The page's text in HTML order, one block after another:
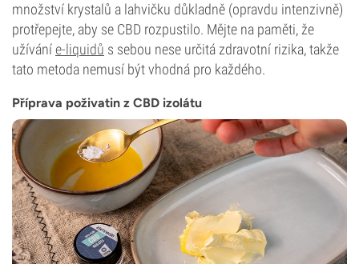
množství krystalů a lahvičku důkladně (opravdu intenzivně)
protřepejte, aby se CBD rozpustilo. Mějte na paměti, že
užíváníe-liquidů s sebou nese určitá zdravotní rizika, takže
tato metoda nemusí být vhodná pro každého.
Příprava poživatin z CBD izolátu